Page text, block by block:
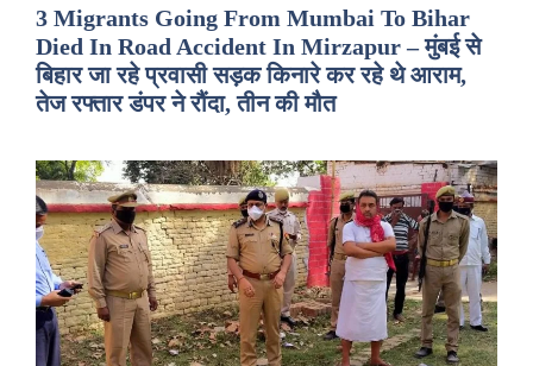
3 Migrants Going From Mumbai To Bihar
Died In Road Accident In Mirzapur – मुंबई से
बिहार जा रहे प्रवासी सड़क किनारे कर रहे थे आराम,
तेज रफ्तार डंपर ने रौंदा, तीन की मौत